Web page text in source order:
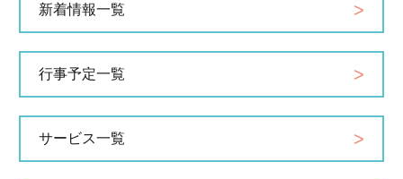
新着情報一覧
行事予定一覧
サービス一覧